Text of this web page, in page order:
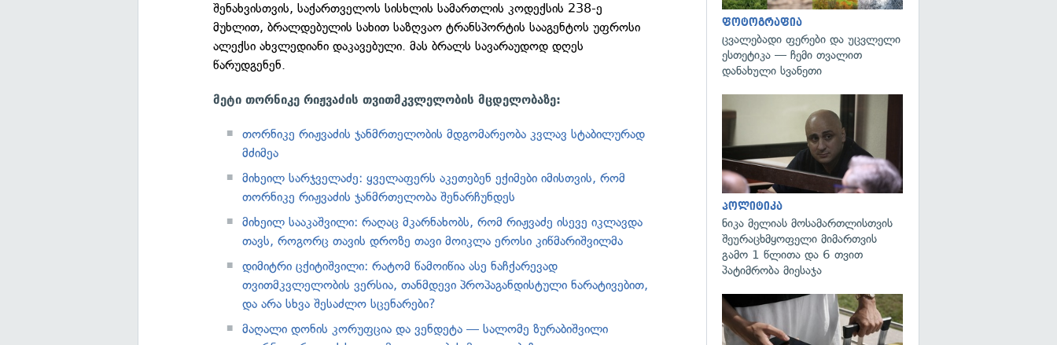
შენახვისთვის, საქართველოს სისხლის სამართლის კოდექსის 238-ე
მუხლით, ბრალდებულის სახით საზღვაო ტრანსპორტის სააგენტოს უფროსი
ალექსი ახვლედიანი დაკავებული. მას ბრალს სავარაუდოდ დღეს
წარუდგენენ.
მეტი თორნიკე რიჟვაძის თვითმკვლელობის მცდელობაზე:
თორნიკე რიჟვაძის ჯანმრთელობის მდგომარეობა კვლავ სტაბილურად
მძიმეა
მიხეილ სარჯველაძე: ყველაფერს აკეთებენ ექიმები იმისთვის, რომ
თორნიკე რიჟვაძის ჯანმრთელობა შენარჩუნდეს
მიხეილ სააკაშვილი: რაღაც მკარნახობს, რომ რიჟვაძე ისევე იკლავდა
თავს, როგორც თავის დროზე თავი მოიკლა ეროსი კიწმარიშვილმა
დიმიტრი ცქიტიშვილი: რატომ წამოიწია ასე ნაჩქარევად
თვითმკვლელობის ვერსია, თანმდევი პროპაგანდისტული ნარატივებით,
და არა სხვა შესაძლო სცენარები?
მაღალი დონის კორუფცია და ვენდეტა — სალომე ზურაბიშვილი
ფოტოგრაფია
ცვალებადი ფერები და უცვლელი
ესთეტიკა — ჩემი თვალით
დანახული სვანეთი
პოლიტიკა
ნიკა მელიას მოსამართლისთვის
შეურაცხმყოფელი მიმართვის
გამო 1 წლითა და 6 თვით
პატიმრობა მიესაჯა